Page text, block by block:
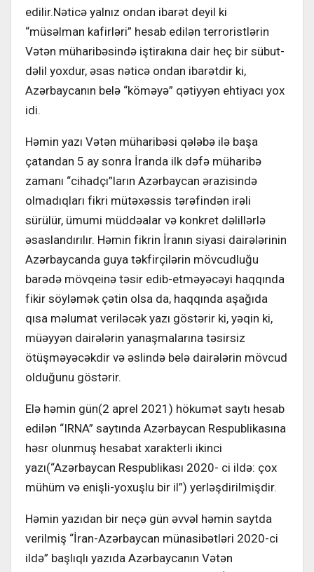
edilir.Nəticə yalnız ondan ibarət deyil ki
“müsəlman kafirləri” hesab edilən terroristlərin
Vətən müharibəsində iştirakına dair heç bir sübut-
dəlil yoxdur, əsas nəticə ondan ibarətdir ki,
Azərbaycanın belə “köməyə” qətiyyən ehtiyacı yox
idi.
Həmin yazı Vətən müharibəsi qələbə ilə başa
çatandan 5 ay sonra İranda ilk dəfə müharibə
zamanı “cihadçı”ların Azərbaycan ərazisində
olmadıqları fikri mütəxəssis tərəfindən irəli
sürülür, ümumi müddəalar və konkret dəlillərlə
əsaslandırılır. Həmin fikrin İranın siyasi dairələrinin
Azərbaycanda guya təkfirçilərin mövcudluğu
barədə mövqeinə təsir edib-etməyəcəyi haqqında
fikir söyləmək çətin olsa da, haqqında aşağıda
qısa məlumat veriləcək yazı göstərir ki, yəqin ki,
müəyyən dairələrin yanaşmalarına təsirsiz
ötüşməyəcəkdir və əslində belə dairələrin mövcud
olduğunu göstərir.
Elə həmin gün(2 aprel 2021) hökumət saytı hesab
edilən “IRNA” saytında Azərbaycan Respublikasına
həsr olunmuş hesabat xarakterli ikinci
yazı(“Azərbaycan Respublikası 2020- ci ildə: çox
mühüm və enişli-yoxuşlu bir il”) yerləşdirilmişdir.
Həmin yazıdan bir neçə gün əvvəl həmin saytda
verilmiş “İran-Azərbaycan münasibətləri 2020-ci
ildə” başlıqlı yazıda Azərbaycanın Vətən